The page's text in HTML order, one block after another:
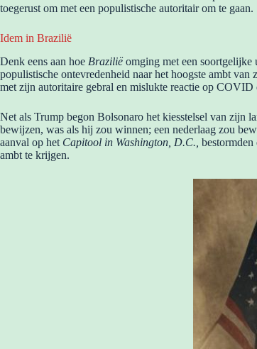
toegerust om met een populistische autoritair om te gaan.
Idem in Brazilië
Denk eens aan hoe Brazilië omging met een
populistische ontevredenheid naar het hoogste ambt
met zijn autoritaire gebral en mislukte reactie op
Net als Trump begon Bolsonaro het kiesstelsel van zijn
bewijzen, was als hij zou winnen; een nederlaag zou
aanval op het Capitool in Washington, D.C., bestormden
ambt te krijgen.